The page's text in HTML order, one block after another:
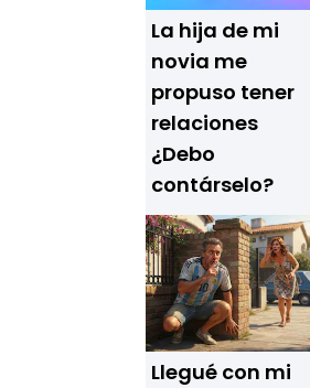
La hija de mi
novia me
propuso tener
relaciones
¿Debo
contárselo?
Llegué con mi